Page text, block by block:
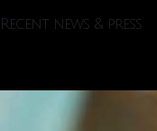
Recent news & press